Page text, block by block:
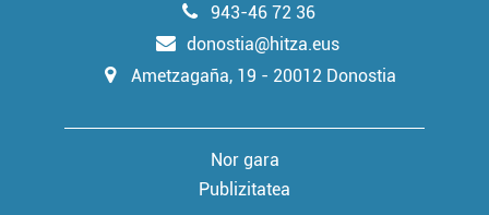
943-46 72 36
donostia@hitza.eus
Ametzagaña, 19 - 20012 Donostia
Nor gara
Publizitatea